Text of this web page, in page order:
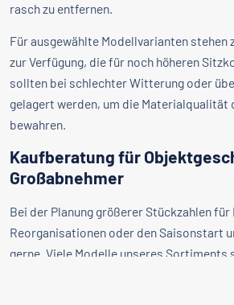
rasch zu entfernen.
Für ausgewählte Modellvarianten
zur Verfügung, die für noch höheren
sollten bei schlechter Witterung oder
gelagert werden, um die Materialqualität
bewahren.
Kaufberatung für
Großabnehmer
Bei der Planung größerer Stückzahlen
Reorganisationen oder den Saisonstart
gerne. Viele Modelle unseres